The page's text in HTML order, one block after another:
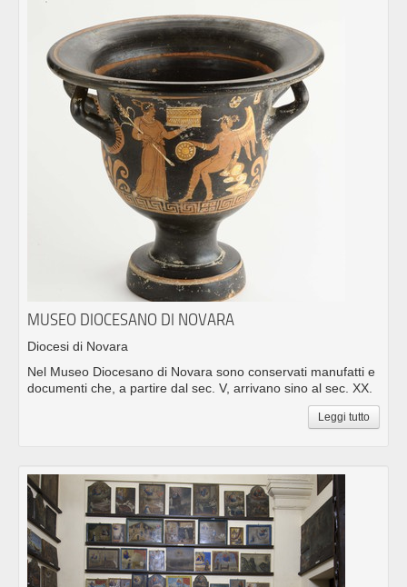
MUSEO DIOCESANO DI NOVARA
Diocesi di Novara
Nel Museo Diocesano di Novara sono conservati manufatti e
documenti che, a partire dal sec. V, arrivano sino al sec. XX.
Leggi tutto